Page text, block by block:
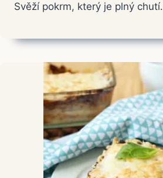
Svěží pokrm, který je plný chutí.